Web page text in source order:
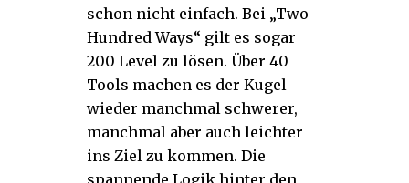
schon nicht einfach. Bei „Two
Hundred Ways“ gilt es sogar
200 Level zu lösen. Über 40
Tools machen es der Kugel
wieder manchmal schwerer,
manchmal aber auch leichter
ins Ziel zu kommen. Die
spannende Logik hinter den